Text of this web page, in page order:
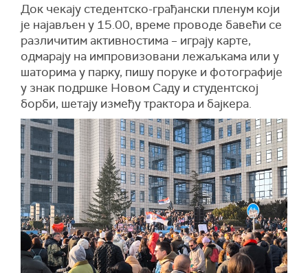
Док чекају стедентско-грађански пленум који
је најављен у 15.00, време проводе бавећи се
различитим активностима – играју карте,
одмарају на импровизовани лежаљкама или у
шаторима у парку, пишу поруке и фотографије
у знак подршке Новом Саду и студентској
борби, шетају између трактора и бајкера.